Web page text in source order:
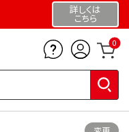
詳しくは
こちら
0